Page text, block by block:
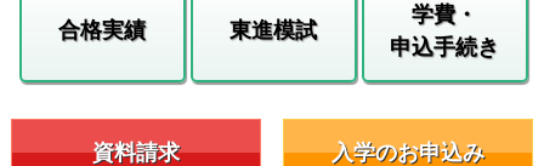
合格実績 東進模試
学費・
申込手続き
資料請求 入学のお申込み